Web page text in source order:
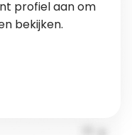
profiel aan om
bekijken.